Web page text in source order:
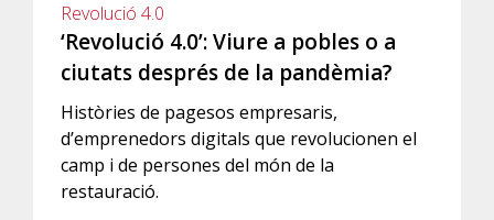
Revolució 4.0
‘Revolució 4.0’: Viure a pobles o a
ciutats després de la pandèmia?
Històries de pagesos empresaris,
d’emprenedors digitals que revolucionen el
camp i de persones del món de la
restauració.